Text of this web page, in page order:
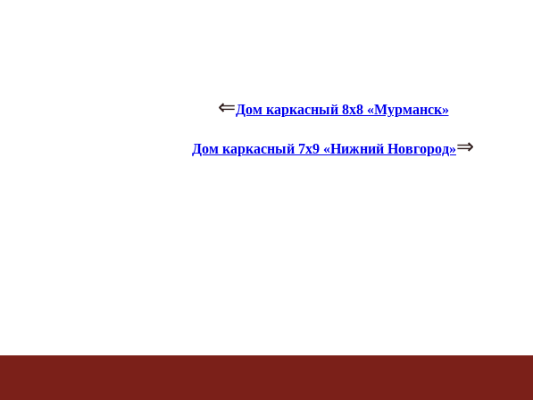
⇐Дом каркасный 8х8 «Мурманск»
Дом каркасный 7х9 «Нижний Новгород»⇒